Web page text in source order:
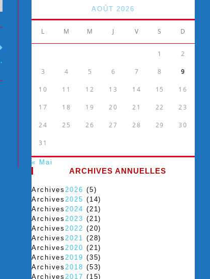
AOÛT 2026
L M M J V S D
1 2
3 4 5 6 7 8 9
10 11 12 13 14 15 16
17 18 19 20 21 22 23
24 25 26 27 28 29 30
31
« Mai
ARCHIVES ANNUELLES
Archives2026 (5)
Archives2025 (14)
Archives2024 (21)
Archives2023 (21)
Archives2022 (20)
Archives2021 (28)
Archives2020 (21)
Archives2019 (35)
Archives2018 (53)
Archives2017 (15)